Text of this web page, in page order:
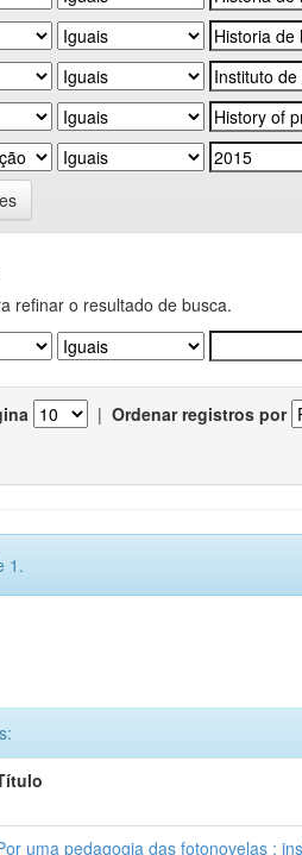
refinar o resultado de busca.
| Ordenar registros por
1.
uma pedagogia das fotonovelas :